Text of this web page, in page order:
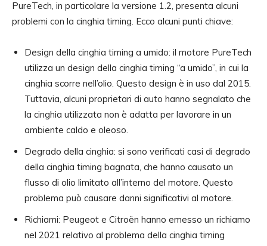
PureTech, in particolare la versione 1.2, presenta alcuni
problemi con la cinghia timing. Ecco alcuni punti chiave:
Design della cinghia timing a umido: il motore PureTech
utilizza un design della cinghia timing “a umido”, in cui la
cinghia scorre nell’olio. Questo design è in uso dal 2015.
Tuttavia, alcuni proprietari di auto hanno segnalato che
la cinghia utilizzata non è adatta per lavorare in un
ambiente caldo e oleoso.
Degrado della cinghia: si sono verificati casi di degrado
della cinghia timing bagnata, che hanno causato un
flusso di olio limitato all’interno del motore. Questo
problema può causare danni significativi al motore.
Richiami: Peugeot e Citroën hanno emesso un richiamo
nel 2021 relativo al problema della cinghia timing